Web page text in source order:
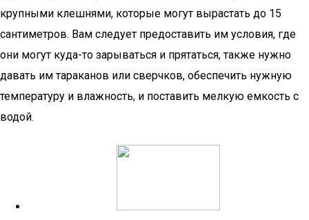
крупными клешнями, которые могут вырастать до 15
сантиметров. Вам следует предоставить им условия, где
они могут куда-то зарываться и прятаться, также нужно
давать им тараканов или сверчков, обеспечить нужную
температуру и влажность, и поставить мелкую емкость с
водой.